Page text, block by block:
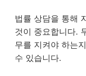
법률 상담을 통해
것이 중요합니다.
무를 지켜야 하는
수 있습니다.